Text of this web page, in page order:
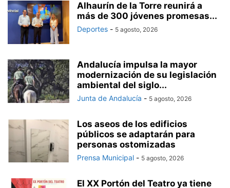
Alhaurín de la Torre reunirá a
más de 300 jóvenes promesas...
Deportes - 5 agosto, 2026
Andalucía impulsa la mayor
modernización de su legislación
ambiental del siglo...
Junta de Andalucía - 5 agosto, 2026
Los aseos de los edificios
públicos se adaptarán para
personas ostomizadas
Prensa Municipal - 5 agosto, 2026
El XX Portón del Teatro ya tiene